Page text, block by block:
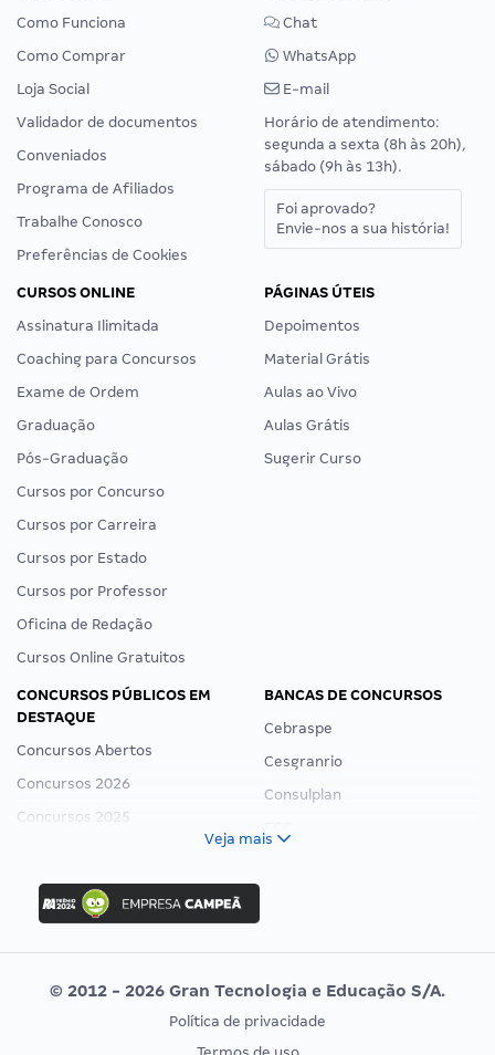
Como Funciona
Como Comprar
Loja Social
Validador de documentos
Conveniados
Programa de Afiliados
Trabalhe Conosco
Preferências de Cookies
Chat
WhatsApp
E-mail
Horário de atendimento:
segunda a sexta (8h às 20h),
sábado (9h às 13h).
Foi aprovado?
Envie-nos a sua história!
CURSOS ONLINE
Assinatura Ilimitada
Coaching para Concursos
Exame de Ordem
Graduação
Pós-Graduação
Cursos por Concurso
Cursos por Carreira
Cursos por Estado
Cursos por Professor
Oficina de Redação
Cursos Online Gratuitos
PÁGINAS ÚTEIS
Depoimentos
Material Grátis
Aulas ao Vivo
Aulas Grátis
Sugerir Curso
CONCURSOS PÚBLICOS EM
DESTAQUE
Concursos Abertos
Concursos 2026
Concursos 2025
Concurso Ibama
Concurso MPU
Editais publicados
BANCAS DE CONCURSOS
Cebraspe
Cesgranrio
Consulplan
Vunesp
CONCURSOS POR PROFISSÃO EXAME DE ORDEM
Veja mais
© 2012 - 2026 Gran Tecnologia e Educação S/A.
Política de privacidade